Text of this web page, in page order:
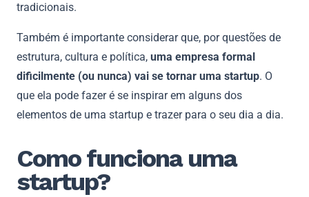
tradicionais.
Também é importante considerar que, por questões de
estrutura, cultura e política, uma empresa formal
dificilmente (ou nunca) vai se tornar uma startup. O
que ela pode fazer é se inspirar em alguns dos
elementos de uma startup e trazer para o seu dia a dia.
Como funciona uma
startup?